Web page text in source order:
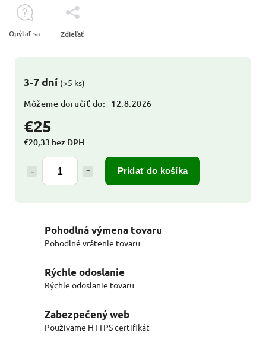
€25
€20,33 bez DPH
Pridať do košíka
3-7 dní (>5 ks)
Môžeme doručiť do: 12.8.2026
Opýtať sa Zdieľať
Pohodlná výmena tovaru
Pohodlné vrátenie tovaru
Rýchle odoslanie
Rýchle odoslanie tovaru
Zabezpečený web
Používame HTTPS certifikát